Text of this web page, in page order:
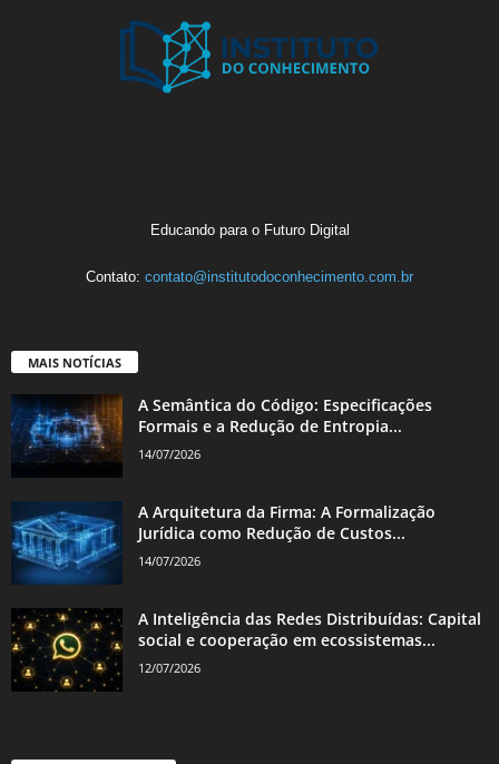
Educando para o Futuro Digital
Contato: contato@institutodoconhecimento.com.br
MAIS NOTÍCIAS
A Semântica do Código: Especificações
Formais e a Redução de Entropia...
14/07/2026
A Arquitetura da Firma: A Formalização
Jurídica como Redução de Custos...
14/07/2026
A Inteligência das Redes Distribuídas: Capital
social e cooperação em ecossistemas...
12/07/2026